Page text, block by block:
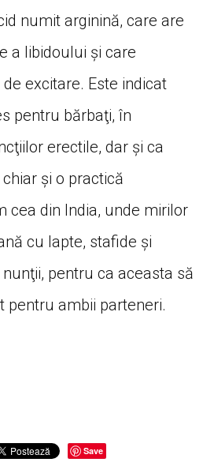
numit arginină, care are
a libidoului şi care
excitare. Este indicat
pentru bărbaţi, în
erectile, dar şi ca
şi o practică
cea din India, unde mirilor
cu lapte, stafide şi
pentru ca aceasta să
pentru ambii parteneri.
Save